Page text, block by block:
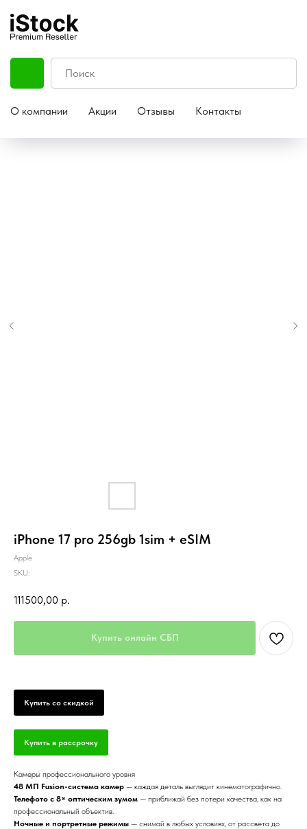
О компании Акции Отзывы Контакты
iPhone 17 pro 256gb 1sim + eSIM
Apple
SKU:
111500,00 р.
Купить онлайн СБП
Купить со скидкой
Купить в рассрочку
Камеры профессионального уровня
48 МП Fusion-система камер — каждая деталь выглядит кинематографично.
Телефото с 8× оптическим зумом — приближай без потери качества, как на
профессиональный объектив.
Ночные и портретные режимы — снимай в любых условиях, от рассвета до